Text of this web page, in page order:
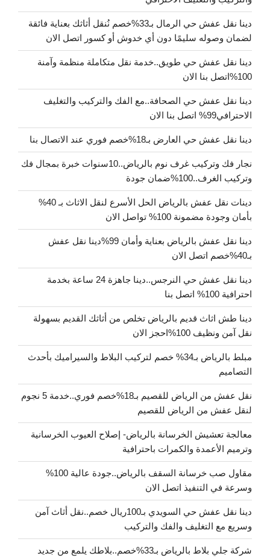
دينا نقل عفش حي الرمال بـ33%خصم نُنقل أثاثك بعناية فائقة
لضمان وصوله سليمًا دون أي خدوش أو كسور اتصل الان
دينا نقل عفش حي طويق..خدمة نقل متكاملة منظمة وآمنة
100%اتصل بنا الان
دينا نقل عفش حي الصحافة..مع الفك والتركيب والتغليف
الاحترافي99% اتصل بنا الان
دينا نقل عفش حي العارض بـ18%خصم فوري عند الاتصال بنا
نجار فك وتركيب غرف نوم بالرياض..10سنوات خبرة بمجال فك
وتركيب الغرف..100%ضمان جودة
دينات نقل عفش بالرياض الحل الأسرع لنقل الاثاث بـ 40%
بأمان وجودة مضمونة 100% تواصل الان
دينا نقل عفش بالرياض بعناية وأمان 99%دينا نقل عفش
بـ40%خصم اتصل الان
دينا نقل عفش حي النرجس..دينا جاهزة 24 ساعة بخدمة
احترافية 100% اتصل بنا
دينا طش اثاث قديم بالرياض تخلص من أثاثك القديم بسهولة
نقل آمن ونظيف 100%احجز الان
مبلط بالرياض بـ34% خصم لتركيب البلاط والسيراميك بأحدث
التصاميم
نقل عفش من الرياض للقصيم بـ18%خصم فوري..خدمة 5 نجوم
لنقل عفش من الرياض للقصيم
معالجة تعشيش الخرسانة بالرياض- إصلاح العيوب الخرسانية
وترميم الأعمدة والكمرات باحترافية
مقاول صب خرسانة السقف بالرياض..جودة عالية 100%
وسرعة في التنفيذ اتصل الان
دينا نقل عفش حي السويدي بـ100ريال خصم..نقل أثاث آمن
وسريع مع التغليف والفك والتركيب
شركة جلي بلاط بالرياض بـ33%خصم..بلاطك يلمع من جديد